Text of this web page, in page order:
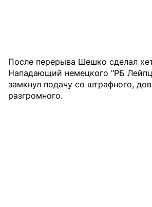
После перерыва Шешко сделал
Нападающий немецкого "РБ
замкнул подачу со штрафного,
разгромного.